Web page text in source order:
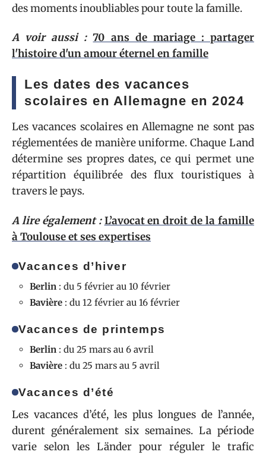
des moments inoubliables pour toute la famille.
A voir aussi : 70 ans de mariage : partager
l'histoire d'un amour éternel en famille
Les dates des vacances
scolaires en Allemagne en 2024
Les vacances scolaires en Allemagne ne sont pas
réglementées de manière uniforme. Chaque Land
détermine ses propres dates, ce qui permet une
répartition équilibrée des flux touristiques à
travers le pays.
A lire également : L’avocat en droit de la famille
à Toulouse et ses expertises
Vacances d’hiver
Berlin : du 5 février au 10 février
Bavière : du 12 février au 16 février
Vacances de printemps
Berlin : du 25 mars au 6 avril
Bavière : du 25 mars au 5 avril
Vacances d’été
Les vacances d’été, les plus longues de l’année,
durent généralement six semaines. La période
varie selon les Länder pour réguler le trafic